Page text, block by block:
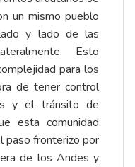
un mismo pueblo
y lado de las
Esto
para los
de tener control
y el tránsito de
esta comunidad
paso fronterizo por
de los Andes y